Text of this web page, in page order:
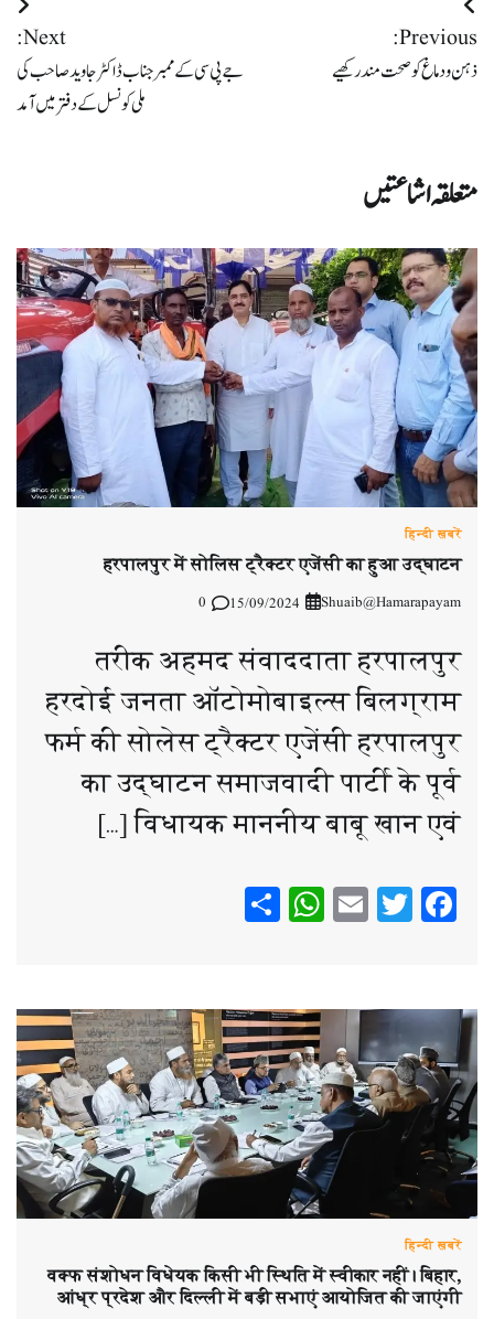
پوسٹوں
کی
Previous:
ذہن ودماغ کو صحت مند رکھیے
Next:
جے پی سی کے ممبر جناب ڈاکٹر جاوید صاحب کی
ملی کونسل کے دفتر میں آمد
متعلقہ اشاعتیں
हिन्दी ख़बरें
हरपालपुर में सोलिस ट्रैक्टर एजेंसी का हुआ उद्घाटन
Shuaib@Hamarapayam
15/09/2024
0
तरीक अहमद संवाददाता हरपालपुर
हरदोई जनता ऑटोमोबाइल्स बिलग्राम
फर्म की सोलेस ट्रैक्टर एजेंसी हरपालपुर
का उद्घाटन समाजवादी पार्टी के पूर्व
विधायक माननीय बाबू खान एवं […]
Facebook
Twitter
Email
WhatsApp
हिन्दी ख़बरें
वक्फ संशोधन विधेयक किसी भी स्थिति में स्वीकार नहीं। बिहार,
आंध्र प्रदेश और दिल्ली में बड़ी सभाएं आयोजित की जाएंगी